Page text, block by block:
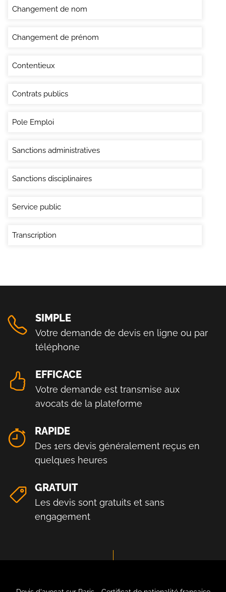
Changement de nom
Changement de prénom
Contentieux
Contrats publics
Pole Emploi
Sanctions administratives
Sanctions disciplinaires
Service public
Transcription
SIMPLE
Votre demande de devis en ligne ou par
téléphone
EFFICACE
Votre demande est transmise aux
avocats de la plateforme
RAPIDE
Des 1ers devis généralement reçus en
quelques heures
GRATUIT
Les devis sont gratuits et sans
engagement